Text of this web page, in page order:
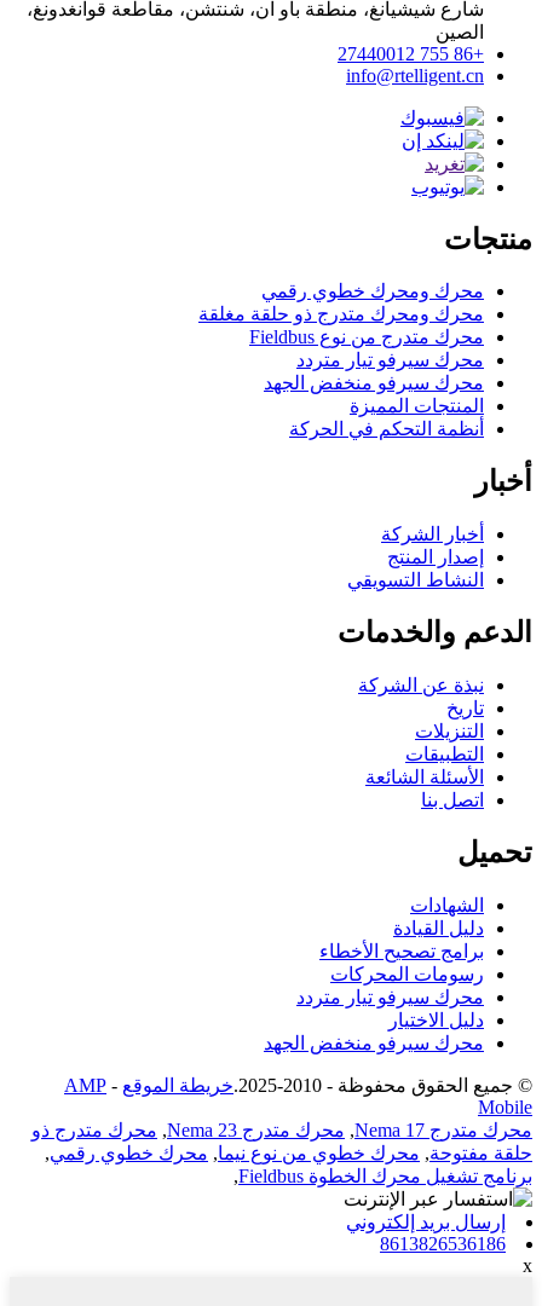
شارع شيشيانغ، منطقة باو آن، شنتشن، مقاطعة قوانغدونغ،
الصين
+86 755 27440012
info@rtelligent.cn
منتجات
محرك ومحرك خطوي رقمي
محرك ومحرك متدرج ذو حلقة مغلقة
محرك متدرج من نوع Fieldbus
محرك سيرفو تيار متردد
محرك سيرفو منخفض الجهد
المنتجات المميزة
أنظمة التحكم في الحركة
أخبار
أخبار الشركة
إصدار المنتج
النشاط التسويقي
الدعم والخدمات
نبذة عن الشركة
تاريخ
التنزيلات
التطبيقات
الأسئلة الشائعة
اتصل بنا
تحميل
الشهادات
دليل القيادة
برامج تصحيح الأخطاء
رسومات المحركات
محرك سيرفو تيار متردد
دليل الاختيار
محرك سيرفو منخفض الجهد
© جميع الحقوق محفوظة - 2010-2025. خريطة الموقع -
AMP
Mobile
محرك متدرج Nema 17
, محرك متدرج Nema 23 , محرك متدرج ذو
حلقة مفتوحة, محرك خطوي من نوع نيما, محرك خطوي رقمي,
برنامج تشغيل محرك الخطوة Fieldbus
,
إرسال بريد إلكتروني
8613826536186
x